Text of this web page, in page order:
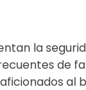
la
de
al